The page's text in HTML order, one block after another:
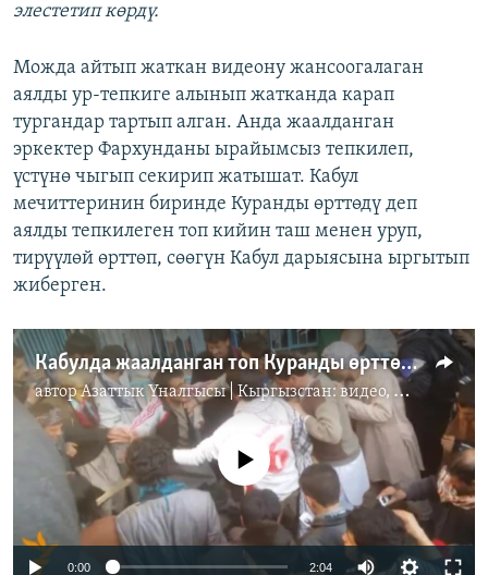
элестетип көрдү.
Можда айтып жаткан видеону жансоогалаган
аялды ур-тепкиге алынып жатканда карап
тургандар тартып алган. Анда жаалданган
эркектер Фархунданы ырайымсыз тепкилеп,
үстүнө чыгып секирип жатышат. Кабул
мечиттеринин биринде Куранды өрттөдү деп
аялды тепкилеген топ кийин таш менен уруп,
тирүүлөй өрттөп, сөөгүн Кабул дарыясына ыргытып
жиберген.
Кабулда жаалданган топ Куранды өрттөдү деп 27 жаштагы аялды тепкилеп өлтүрдү
авторАзаттык Үналгысы | Кыргызстан: видео, фото, кабарлар
No media source currently available
0:00 2:04